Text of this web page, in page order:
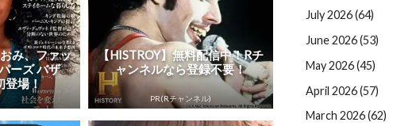
み、ファッ
ーズ バザ
登場！
【HISTROY】無料配信中！Rチ
ャンネルなら登録不要！
PR(Rチャンネル)
July 2026 (64)
June 2026 (53)
May 2026 (45)
April 2026 (57)
March 2026 (62)